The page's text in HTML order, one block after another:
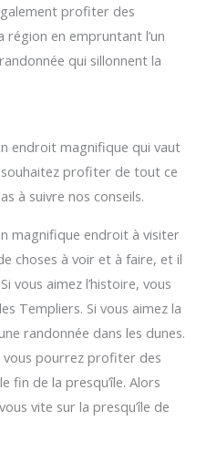
profiter des
région en empruntant l’un
qui sillonnent la
endroit magnifique qui vaut
profiter de tout ce
à suivre nos conseils.
magnifique endroit à visiter
choses à voir et à faire, et il
vous aimez l’histoire, vous
Templiers. Si vous aimez la
randonnée dans les dunes.
vous pourrez profiter des
fin de la presqu’île. Alors
vite sur la presqu’île de